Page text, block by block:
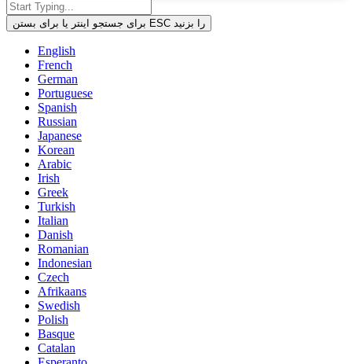
برای جستجو اینتر یا برای بستن ESC را بزنید
English
French
German
Portuguese
Spanish
Russian
Japanese
Korean
Arabic
Irish
Greek
Turkish
Italian
Danish
Romanian
Indonesian
Czech
Afrikaans
Swedish
Polish
Basque
Catalan